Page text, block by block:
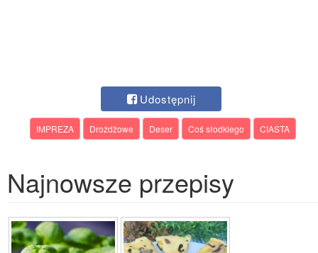
Udostępnij
IMPREZA Drożdżowe Deser Coś słodkiego CIASTA
Najnowsze przepisy